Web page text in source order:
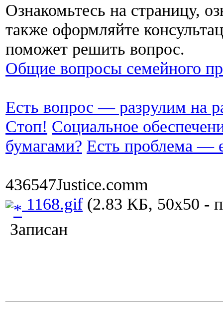
Ознакомьтесь на страницу,
также оформляйте
поможет решить вопрос.
Общие вопросы семейного
Есть вопрос — разрулим на
Стоп! Социальное
бумагами? Есть проблема —
436547Justice.comm
1168.gif(2.83 КБ, 50x50 -
Записан